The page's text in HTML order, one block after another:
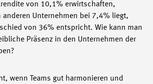
von 10,1% erwirtschaften,
anderen Unternehmen bei 7,4% liegt,
von 36% entspricht. Wie kann man
Präsenz in den Unternehmen der
wenn Teams gut harmonieren und